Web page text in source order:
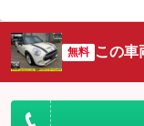
無料 この車